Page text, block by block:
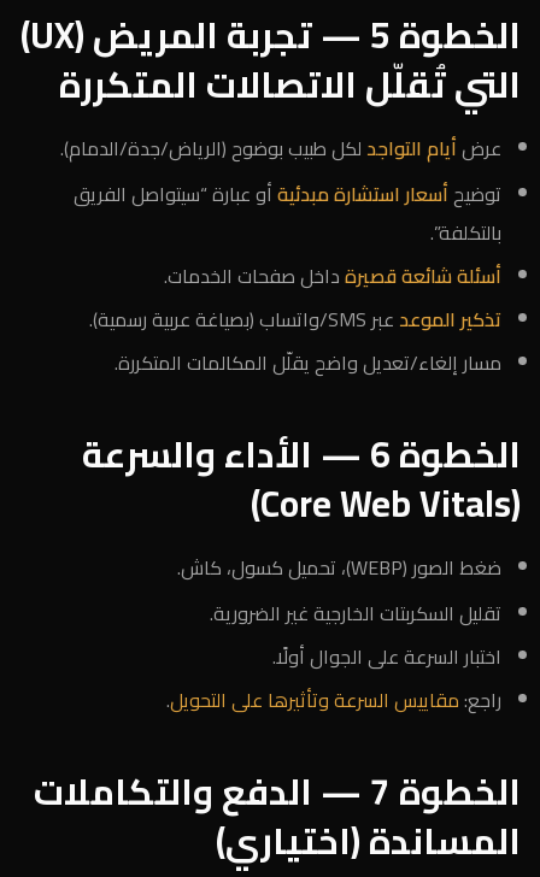
الخطوة 5 — تجربة المريض (UX)
التي تُقلّل الاتصالات المتكررة
عرضأيام التواجد لكل طبيب بوضوح (الرياض/جدة/الدمام).
توضيحأسعار استشارة مبدئيةأو عبارة “سيتواصل الفريق
بالتكلفة”.
أسئلة شائعة قصيرةداخل صفحات الخدمات.
تذكير الموعد عبر SMS/واتساب (بصياغة عربية رسمية).
مسار إلغاء/تعديل واضح يقلّل المكالمات المتكررة.
الخطوة 6 — الأداء والسرعة
(Core Web Vitals)
ضغط الصور (WEBP)، تحميل كسول، كاش.
تقليل السكربتات الخارجية غير الضرورية.
اختبار السرعة على الجوال أولًا.
راجع:مقاييس السرعة وتأثيرها على التحويل.
الخطوة 7 — الدفع والتكاملات
المساندة (اختياري)